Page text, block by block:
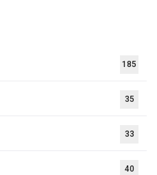
185
35
33
40